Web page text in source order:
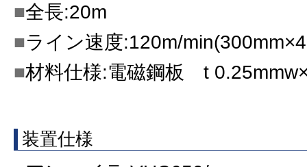
全長:20m
ライン速度:120m/
材料仕様:電磁鋼板 t
装置仕様